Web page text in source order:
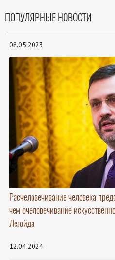
ПОПУЛЯРНЫЕ НОВОСТИ
08.05.2023
Расчеловечивание человека
чем очеловечивание
Легойда
12.04.2024